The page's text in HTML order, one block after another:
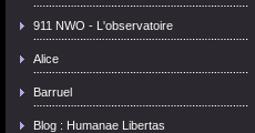
911 NWO - L'observatoire
Alice
Barruel
Blog : Humanae Libertas